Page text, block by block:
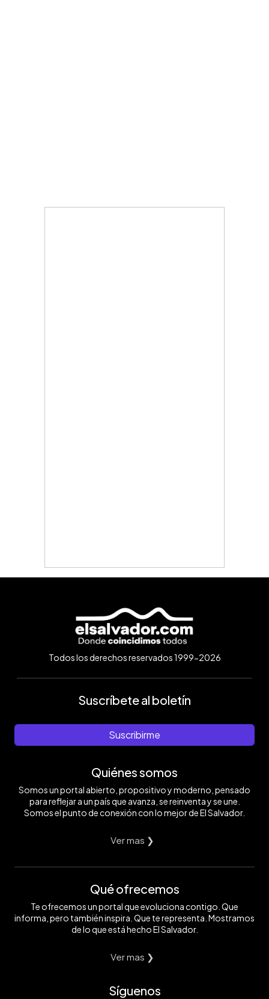
Todos los derechos reservados 1999-2026
Suscríbete al boletín
Suscribirme
Quiénes somos
Somos un portal abierto, propositivo y moderno, pensado
para reflejar a un país que avanza, se reinventa y se une.
Somos el punto de conexión con lo mejor de El Salvador.
Ver mas ❯
Qué ofrecemos
Te ofrecemos un portal que evoluciona contigo. Que
informa, pero también inspira. Que te representa. Mostramos
de lo que está hecho El Salvador.
Ver mas ❯
Síguenos